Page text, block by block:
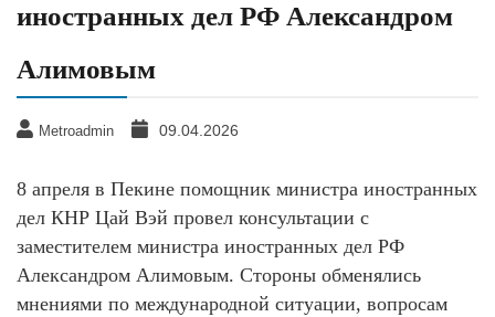
иностранных дел РФ Александром
Алимовым
Metroadmin 09.04.2026
8 апреля в Пекине помощник министра иностранных
дел КНР Цай Вэй провел консультации с
заместителем министра иностранных дел РФ
Александром Алимовым. Стороны обменялись
мнениями по международной ситуации, вопросам